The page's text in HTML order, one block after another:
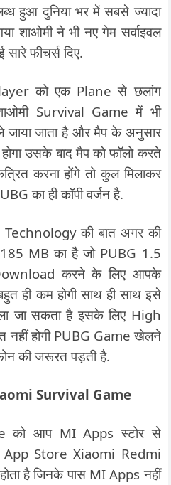
हुआ दुनिया भर में सबसे ज्यादा
शाओमी ने भी नए गेम सर्वाइवल
फीचर्स दिए.
को एक Plane से छलांग
Survival Game में भी
जाता है और मैप के अनुसार
उसके बाद मैप को फॉलो करते
करना होंगे तो कुल मिलाकर
का ही कॉपी वर्जन है.
की बात अगर की
MB का है जो PUBG 1.5
करने के लिए आपके
ही कम होगी साथ ही साथ इसे
जा सकता है इसके लिए High
होगी PUBG Game खेलने
की जरूरत पड़ती है.
Survival Game
को आप MI Apps स्टोर से
Store Xiaomi Redmi
है जिनके पास MI Apps नहीं